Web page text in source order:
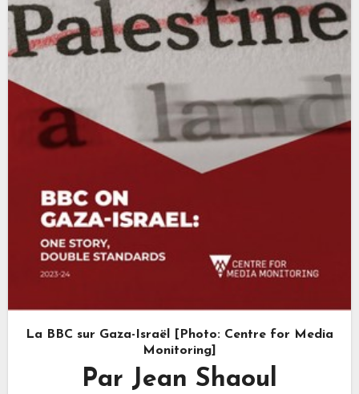
La BBC sur Gaza-Israël [Photo: Centre for Media
Monitoring]
Par Jean Shaoul